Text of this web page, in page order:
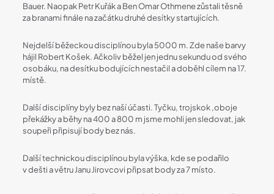
Bauer. Naopak Petr Kuřák a Ben Omar Othmene zůstali těsně
za branami finále na začátku druhé desítky startujících.
Nejdelší běžeckou disciplínou byla 5000 m. Zde naše barvy
hájil Robert Košek. Ačkoliv běžel jen jednu sekundu od svého
osobáku, na desítku bodujících nestačil a doběhl cílem na 17.
místě.
Další disciplíny byly bez naší účasti. Tyčku, trojskok ,oboje
překážky a běhy na 400 a 800 m jsme mohli jen sledovat, jak
soupeři připisují body bez nás.
Další technickou disciplínou byla výška, kde se podařilo
v dešti a větru Janu Jirovcovi připsat body za 7 místo.